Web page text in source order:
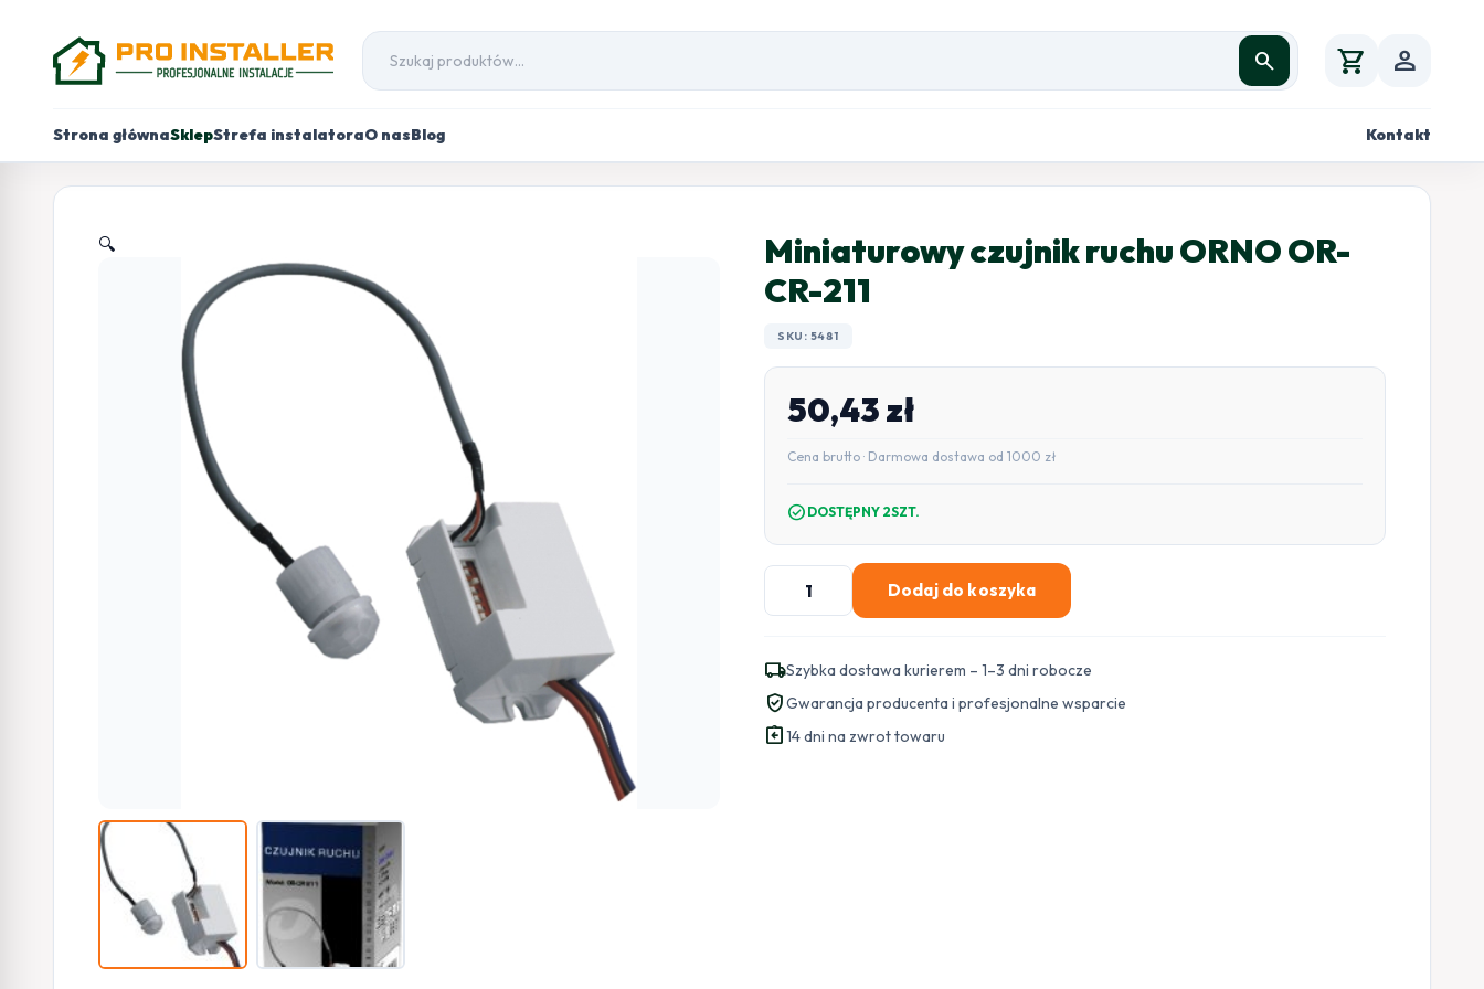
search shopping_cart person
Strona głównaSklepStrefa instalatoraO nasBlog Kontakt
🔍
Miniaturowy czujnik ruchu ORNO OR-
CR-211
SKU: 5481
50,43zł
Cena brutto · Darmowa dostawa od 1000 zł
check_circle DOSTĘPNY 2SZT.
ilość
Miniaturowy
ruchu
ORNO
OR-
CR-
Dodaj do koszyka
local_shippingSzybka dostawa kurierem – 1–3 dni robocze
verified_userGwarancja producenta i profesjonalne wsparcie
assignment_return14 dni na zwrot towaru